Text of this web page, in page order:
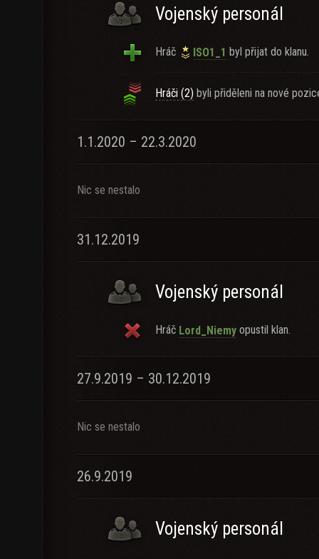
Vojenský personál
Hráč ISO1_1 byl přijat do klanu.
Hráči (2) byli přiděleni na nové
1.1.2020 – 22.3.2020
Nic se nestalo
31.12.2019
Vojenský personál
Hráč Lord_Niemy opustil klan.
27.9.2019 – 30.12.2019
Nic se nestalo
26.9.2019
Vojenský personál